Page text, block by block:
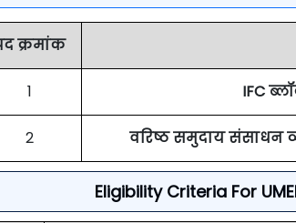
क्रमांक
1 IFC
2 वरिष्ठ समुदाय संसाधन
Eligibility Criteria For